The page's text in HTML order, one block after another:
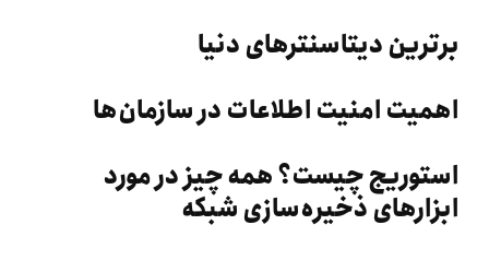
برترین دیتاسنترهای دنیا
اهمیت امنیت اطلاعات در سازمان‌ها
استوریج چیست؟ همه چیز در مورد
ابزارهای ذخیره‌سازی شبکه